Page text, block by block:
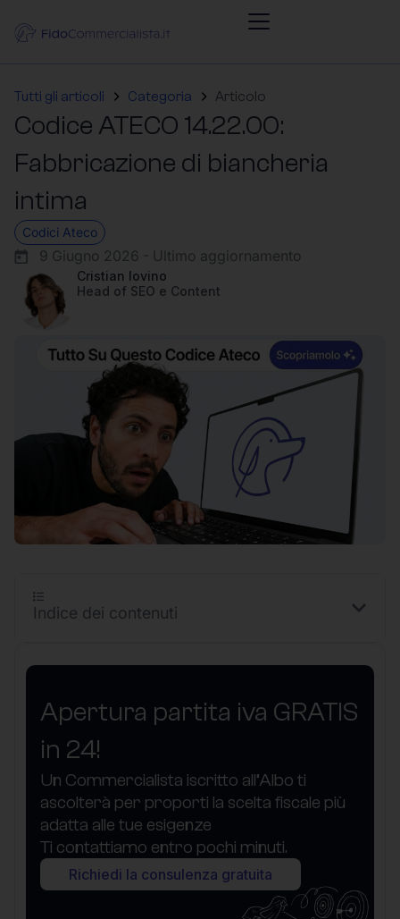
Tutti gli articoli Categoria Articolo
Codice ATECO 14.22.00:
Fabbricazione di biancheria
intima
Codici Ateco
9 Giugno 2026 - Ultimo aggiornamento
Cristian Iovino
Head of SEO e Content
Apertura partita iva GRATIS
in 24!
Un Commercialista iscritto all’Albo ti
ascolterà per proporti la scelta fiscale più
adatta alle tue esigenze
Ti contattiamo entro pochi minuti.
Richiedi la consulenza gratuita
Indice dei contenuti